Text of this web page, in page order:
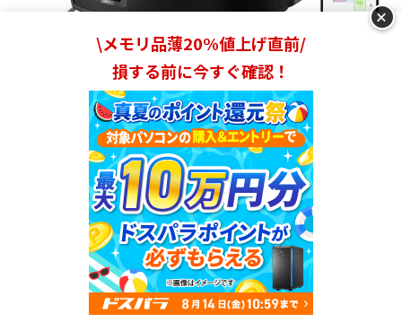
ランキングを見る
出典：amazon.co.jp
掃除が面倒な方や忙しい方におすすめなのがロボット掃除
です。自動で床のごみを取り除いてくれて、製品によっ
ては水拭きまでしてくれます。15〜20cm程度の隙間があ
ればロボット掃除機が通れるため、掃除機では掃除しにく
いベッドの下やソファの下もきれいにできますよ。
出社中のような人がいないタイミングで掃除してもらえる
ので、時間を有効活用できるのが魅力。現在は食洗器・ド
ラム式洗濯機と並んで「令和の三種の神器」と呼ばれるく
+
\メモリ品薄20%値上げ直前/
損する前に今すぐ確認！